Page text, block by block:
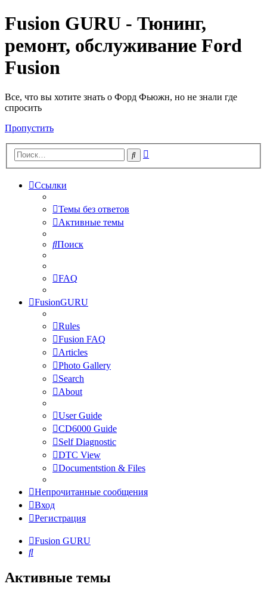
Fusion GURU - Тюнинг,
ремонт, обслуживание Ford
Fusion
Все, что вы хотите знать о Форд Фьюжн, но не знали где
спросить
Пропустить
Поиск
Ссылки
Темы без ответов
Активные темы
Поиск
FAQ
FusionGURU
Rules
Fusion FAQ
Articles
Photo Gallery
Search
About
User Guide
CD6000 Guide
Self Diagnostic
DTC View
Documentstion & Files
Непрочитанные сообщения
Вход
Регистрация
Fusion GURU
Поиск
Активные темы